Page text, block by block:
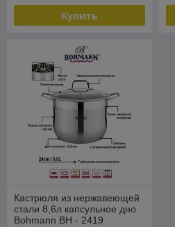
Купить
Кастрюля из нержавеющей
стали 8,6л капсульное дно
Bohmann BH - 2419